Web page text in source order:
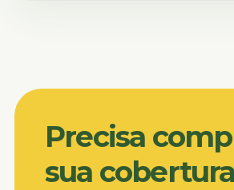
Precisa
sua